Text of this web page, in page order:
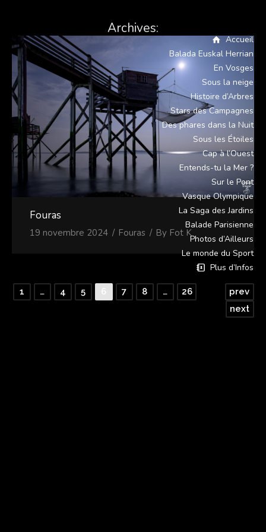
Accueil
Balada Euskal Herrian
En Vosges
Sous la neige
Histoire d’Arbres
Stars des Campagnes
Des phares dans la Nuit
Sous les Étoiles
Cap à l’Ouest
Entends-tu la Mer ?
Sur le Pont
Vasque Olympique
La Saga des Jardins
Balade Parisienne
Photos d’Ailleurs
Le monde du Sport
Plus d’Infos
Archives:
Fouras
19 novembre 2024 Fouras By Fot K
1 … 4 5 6 7 8 … 26
prev
next